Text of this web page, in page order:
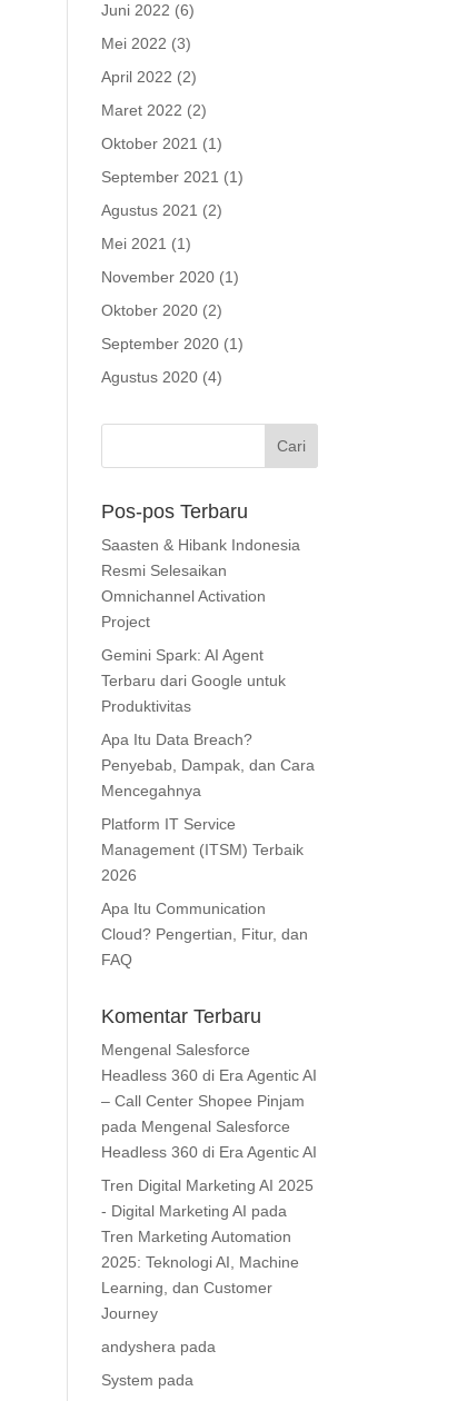
Juni 2022 (6)
Mei 2022 (3)
April 2022 (2)
Maret 2022 (2)
Oktober 2021 (1)
September 2021 (1)
Agustus 2021 (2)
Mei 2021 (1)
November 2020 (1)
Oktober 2020 (2)
September 2020 (1)
Agustus 2020 (4)
Pos-pos Terbaru
Saasten & Hibank Indonesia
Resmi Selesaikan
Omnichannel Activation
Project
Gemini Spark: AI Agent
Terbaru dari Google untuk
Produktivitas
Apa Itu Data Breach?
Penyebab, Dampak, dan Cara
Mencegahnya
Platform IT Service
Management (ITSM) Terbaik
2026
Apa Itu Communication
Cloud? Pengertian, Fitur, dan
FAQ
Komentar Terbaru
Mengenal Salesforce
Headless 360 di Era Agentic AI
– Call Center Shopee Pinjam
pada Mengenal Salesforce
Headless 360 di Era Agentic AI
Tren Digital Marketing AI 2025
- Digital Marketing AI pada
Tren Marketing Automation
2025: Teknologi AI, Machine
Learning, dan Customer
Journey
andyshera pada
System pada